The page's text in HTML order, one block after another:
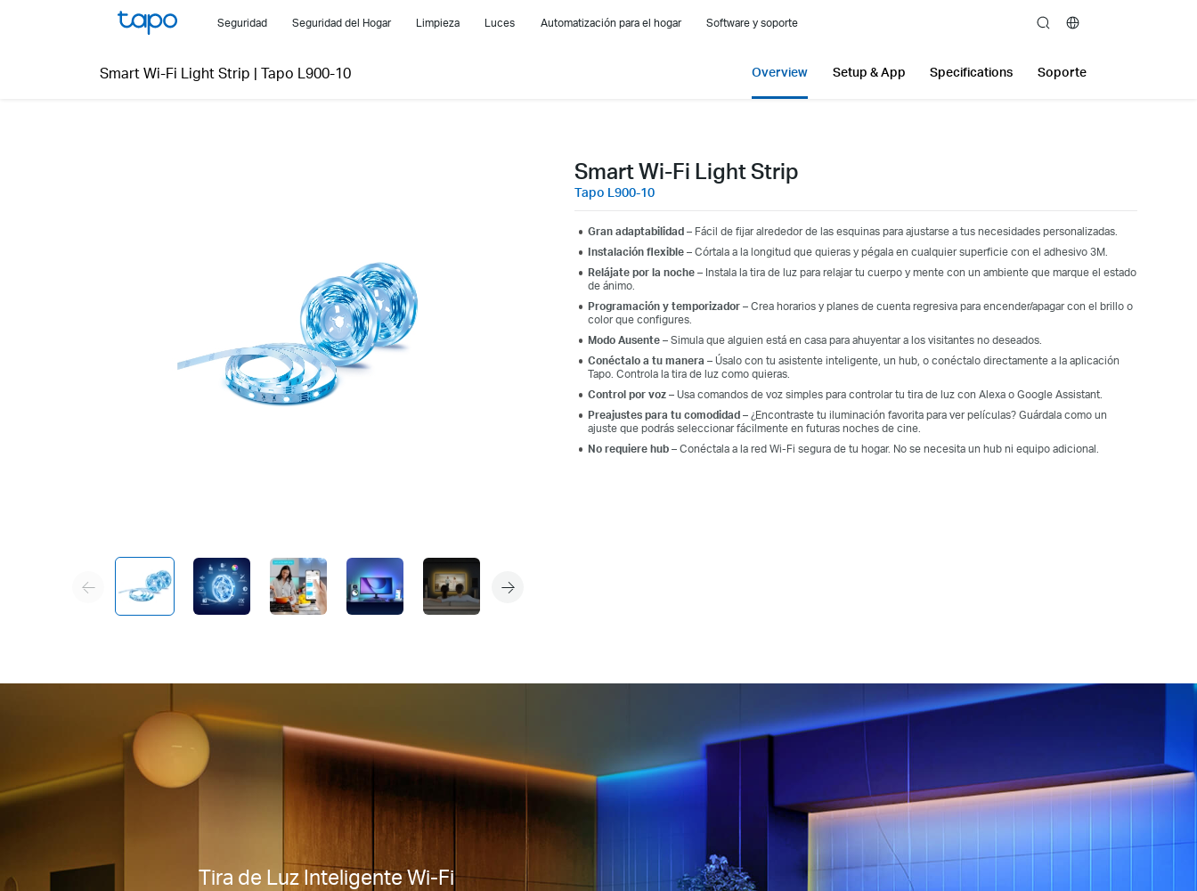
Seguridad Seguridad del Hogar Limpieza Luces Automatización para el hogar Software y soporte search
Smart Wi-Fi Light Strip | Tapo L900-10 Overview Setup & App Specifications Soporte
Smart Wi-Fi Light Strip
Tapo L900-10
Gran adaptabilidad– Fácil de fijar alrededor de las esquinas para ajustarse a tus necesidades personalizadas.
Instalación flexible– Córtala a la longitud que quieras y pégala en cualquier superficie con el adhesivo 3M.
Relájate por la noche– Instala la tira de luz para relajar tu cuerpo y mente con un ambiente que marque el estado
de ánimo.
Programación y temporizador– Crea horarios y planes de cuenta regresiva para encender/apagar con el brillo o
color que configures.
Modo Ausente– Simula que alguien está en casa para ahuyentar a los visitantes no deseados.
Conéctalo a tu manera – Úsalo con tu asistente inteligente, un hub, o conéctalo directamente a la aplicación
Tapo. Controla la tira de luz como quieras.
Control por voz– Usa comandos de voz simples para controlar tu tira de luz con Alexa o Google Assistant.
Preajustes para tu comodidad– ¿Encontraste tu iluminación favorita para ver películas? Guárdala como un
ajuste que podrás seleccionar fácilmente en futuras noches de cine.
No requiere hub– Conéctala a la red Wi-Fi segura de tu hogar. No se necesita un hub ni equipo adicional.
Tira de Luz Inteligente Wi-Fi